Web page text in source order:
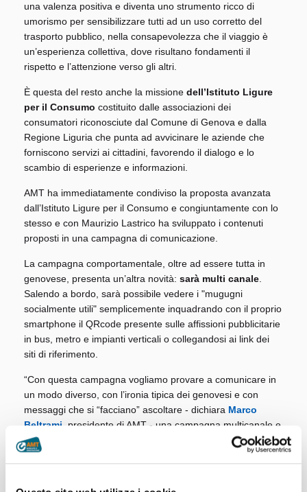
una valenza positiva e diventa uno strumento ricco di
umorismo per sensibilizzare tutti ad un uso corretto del
trasporto pubblico, nella consapevolezza che il viaggio è
un’esperienza collettiva, dove risultano fondamenti il
rispetto e l’attenzione verso gli altri.
È questa del resto anche la missione dell’Istituto Ligure
per il Consumo costituito dalle associazioni dei
consumatori riconosciute dal Comune di Genova e dalla
Regione Liguria che punta ad avvicinare le aziende che
forniscono servizi ai cittadini, favorendo il dialogo e lo
scambio di esperienze e informazioni.
AMT ha immediatamente condiviso la proposta avanzata
dall’Istituto Ligure per il Consumo e congiuntamente con lo
stesso e con Maurizio Lastrico ha sviluppato i contenuti
proposti in una campagna di comunicazione.
La campagna comportamentale, oltre ad essere tutta in
genovese, presenta un’altra novità: sarà multi canale.
Salendo a bordo, sarà possibile vedere i "mugugni
socialmente utili" semplicemente inquadrando con il proprio
smartphone il QRcode presente sulle affissioni pubblicitarie
in bus, metro e impianti verticali o collegandosi ai link dei
siti di riferimento.
“Con questa campagna vogliamo provare a comunicare in
un modo diverso, con l’ironia tipica dei genovesi e con
messaggi che si “facciano” ascoltare - dichiara Marco
Beltrami , presidente di AMT - una campagna multicanale e
tecnologicamente nuova. La leggerezza e l’humour adottati
in questa campagna non devono però mettere in secondo